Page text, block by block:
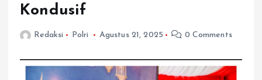
Kondusif
Redaksi Polri Agustus 21, 2025 0 Comments